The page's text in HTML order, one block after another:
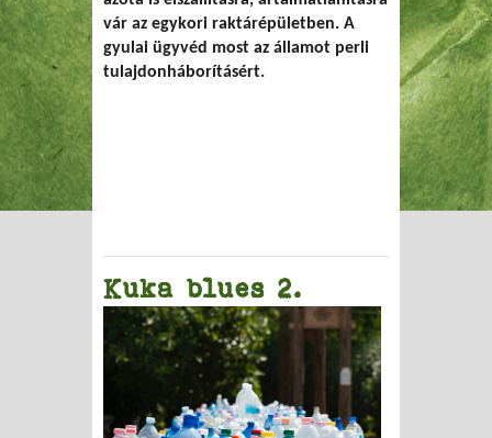
vár az egykori raktárépületben. A
gyulai ügyvéd most az államot perli
tulajdonháborításért.
Kuka blues 2.